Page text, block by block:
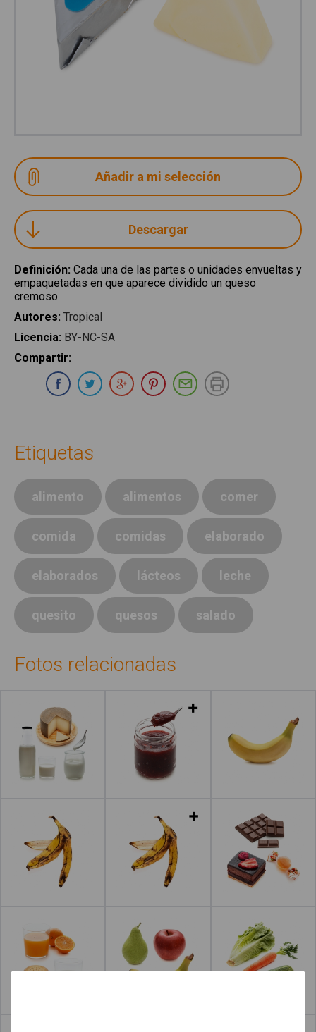
Descargar
Definición: Cada una de las partes o unidades envueltas y
empaquetadas en que aparece dividido un queso
cremoso.
Autores: Tropical
Licencia: BY-NC-SA
Compartir:
Compartir en Whatsapp
Compartir en Facebook
Compartir en Twitter
Compartir en Google Plus
Compartir en Pinterest
Compartir por E-
Etiquetas
alimento alimentos comer
comida comidas elaborado
elaborados lácteos leche
quesito quesos salado
Fotos relacionadas